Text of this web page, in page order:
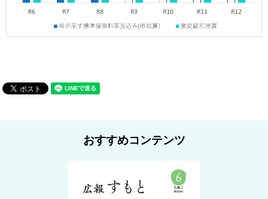
おすすめコンテンツ